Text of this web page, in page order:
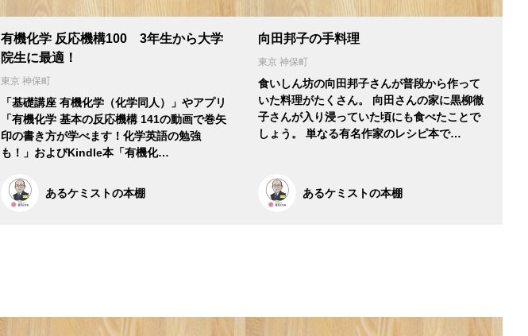
有機化学 反応機構100 3年生から大学
院生に最適！
東京 神保町
「基礎講座 有機化学（化学同人）」やアプリ
「有機化学 基本の反応機構 141の動画で巻矢
印の書き方が学べます！化学英語の勉強
も！」およびKindle本「有機化…
あるケミストの本棚
向田邦子の手料理
東京 神保町
食いしん坊の向田邦子さんが普段から作って
いた料理がたくさん。 向田さんの家に黒柳徹
子さんが入り浸っていた頃にも食べたことで
しょう。 単なる有名作家のレシピ本で…
あるケミストの本棚